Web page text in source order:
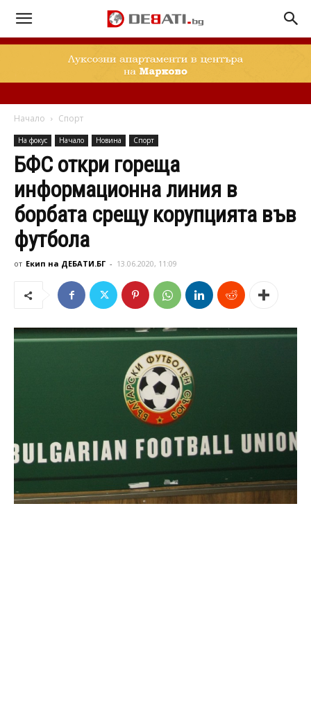
Начало Спорт
На фокус Начало Новина Спорт
БФС откри гореща
информационна линия в
борбата срещу корупцията във
футбола
от Екип на ДЕБАТИ.БГ - 13.06.2020, 11:09